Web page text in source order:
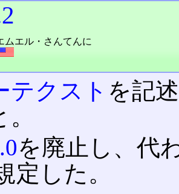
ムエル・さんてんに
テクスト を記
を廃止し、代
定した。